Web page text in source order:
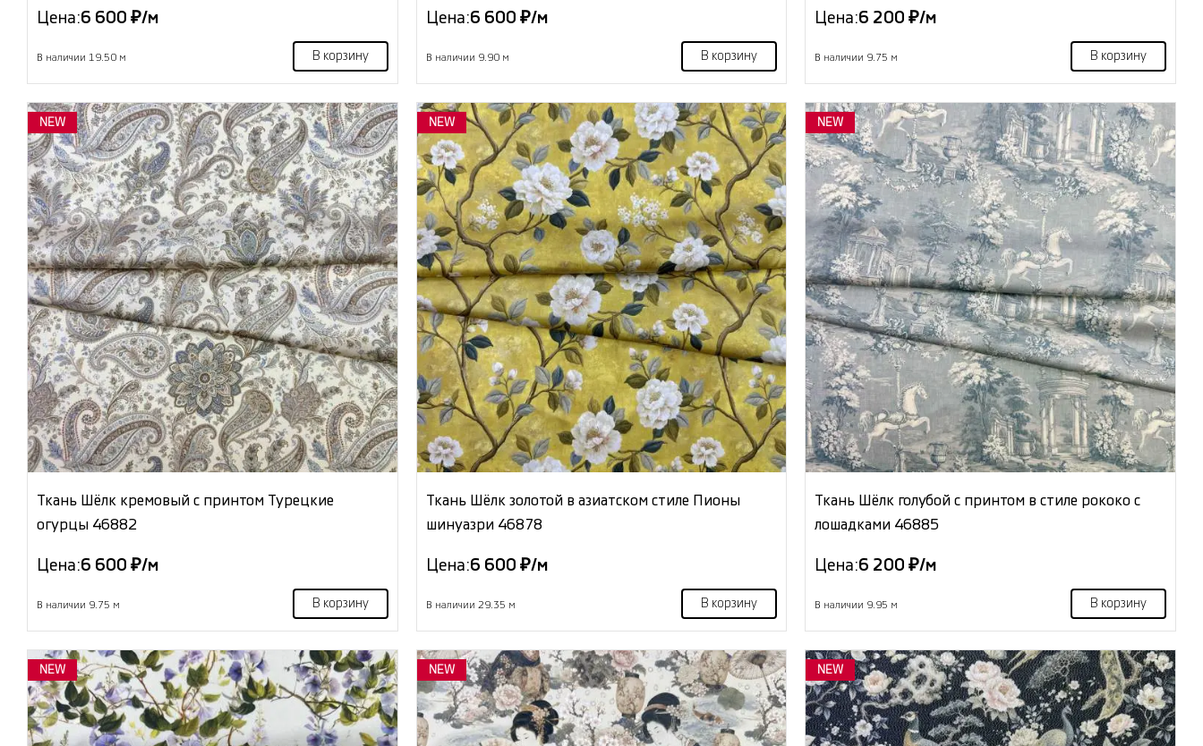
Цена:6 600 ₽/м
В наличии 19.50 м В корзину
Цена:6 600 ₽/м
В наличии 9.90 м В корзину
Цена:6 200 ₽/м
В наличии 9.75 м В корзину
NEW
Ткань Шёлк кремовый с принтом Турецкие
огурцы 46882
Цена:6 600 ₽/м
В наличии 9.75 м В корзину
NEW
Ткань Шёлк золотой в азиатском стиле Пионы
шинуазри 46878
Цена:6 600 ₽/м
В наличии 29.35 м В корзину
NEW
Ткань Шёлк голубой с принтом в стиле рококо с
лошадками 46885
Цена:6 200 ₽/м
В наличии 9.95 м В корзину
NEW NEW NEW